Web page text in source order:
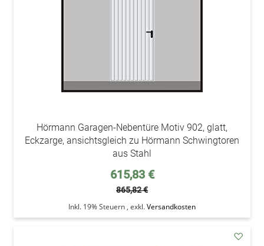
Hörmann Garagen-Nebentüre Motiv 902, glatt,
Eckzarge, ansichtsgleich zu Hörmann Schwingtoren
aus Stahl
Sonderpreis
615,83 €
865,82 €
Inkl. 19% Steuern , exkl.Versandkosten